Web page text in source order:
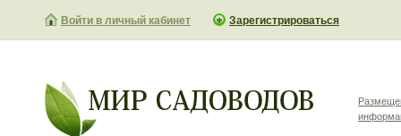
Войти в личный кабинет Зарегистрироваться